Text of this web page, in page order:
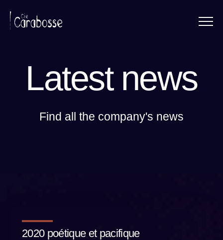
Latest news
Find all the company's news
2020 poétique et pacifique